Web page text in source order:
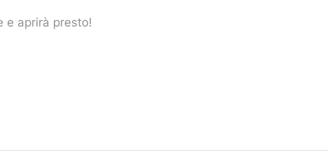
e aprirà presto!